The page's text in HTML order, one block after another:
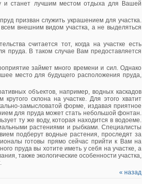
и станет лучшим местом отдыха для Вашей
призван служить украшением для участка.
внешним видом участка, а не выделяться
считается тот, когда на участке есть
пруда. В таком случае Вам предоставляется
займет много времени и сил. Однако
место для будущего расположения пруда,
объектов, например, водных каскадов
склона на участке. Для этого хватит
замысловатой форме, издавая приятное
для пруда может стать небольшой фонтан.
ту же воду, которая находится в водоеме.
растениями и рыбками. Специалисты
подберут водные растения, проследят за
готовы прямо сейчас прийти к Вам на
пруда вы хотите иметь у себя на участке, а
также экологические особенности участка,
« назад